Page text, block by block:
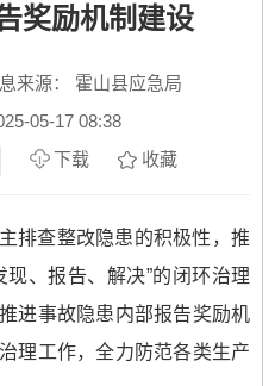
奖励机制建设
来源： 霍山县应急局
05-17 08:38
下载 收藏
排查整改隐患的积极性，推
、报告、解决”的闭环治理
进事故隐患内部报告奖励机
理工作，全力防范各类生产